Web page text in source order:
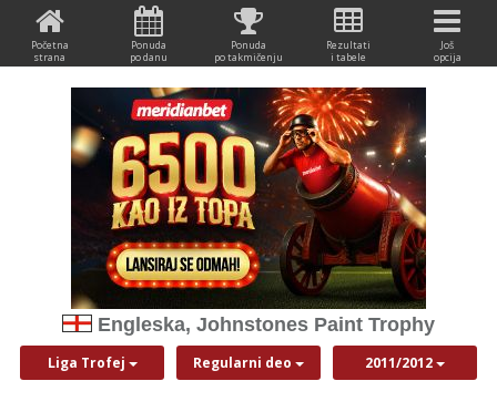
Početna
strana
Ponuda
po danu
Ponuda
po takmičenju
Rezultati
i tabele
Još
opcija
Engleska, Johnstones Paint Trophy
Liga Trofej Regularni deo 2011/2012